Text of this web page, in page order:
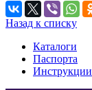
Назад к списку
Каталоги
Паспорта
Инструкции